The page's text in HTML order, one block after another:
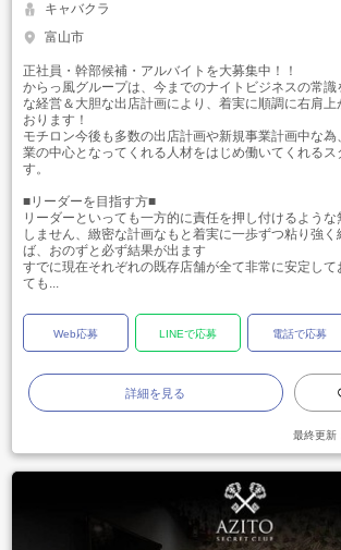
キャバクラ
富山市
正社員・幹部候補・アルバイトを大募集中！！
からっ風グループは、今までのナイトビジネスの常
な経営＆大胆な出店計画により、着実に順調に右肩
おります！
モチロン今後も多数の出店計画や新規事業計画中な
業の中心となってくれる人材をはじめ働いてくれるス
す。
■リーダーを目指す方■
リーダーといっても一方的に責任を押し付けるよう
しません、緻密な計画なもと着実に一歩ずつ粘り強
ば、おのずと必ず結果が出ます
すでに現在それぞれの既存店舗が全て非常に安定して
ても...
Web応募 LINEで応募 電話で応募
詳細を見る
最終更新